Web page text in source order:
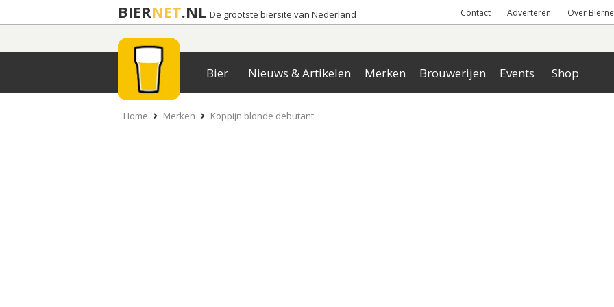
BIERNET.NL De grootste biersite van Nederland Contact Adverteren Over
Bier Nieuws & Artikelen Merken Brouwerijen Events Shop
Home Merken Koppijn blonde debutant